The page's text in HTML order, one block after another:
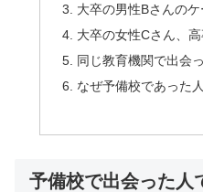
大卒の男性Bさんのケ
大卒の女性Cさん、
同じ教育機関で出会
なぜ予備校であった
予備校で出会った人